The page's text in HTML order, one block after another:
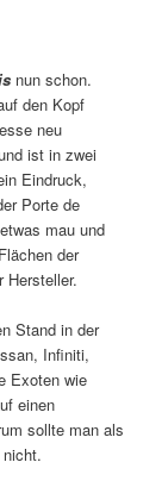
nun schon.
den Kopf
neu
ist in zwei
Eindruck,
Porte de
mau und
der
Hersteller.
Stand in der
Infiniti,
Exoten wie
einen
sollte man als